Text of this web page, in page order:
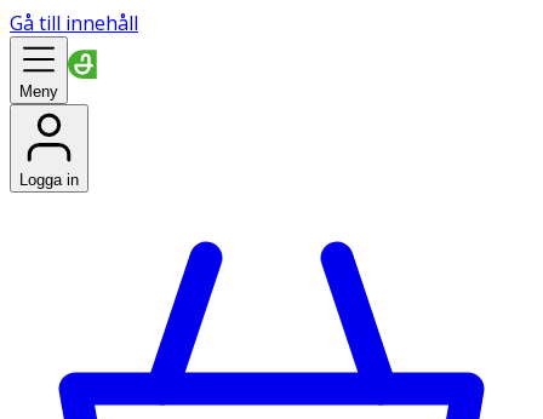
Gå till innehåll
Meny
Logga in